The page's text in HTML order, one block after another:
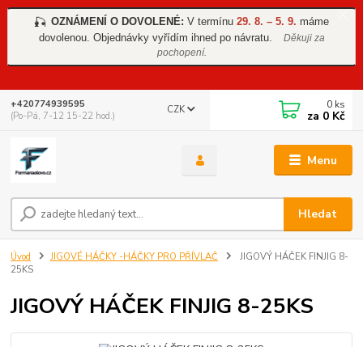
🎣 OZNÁMENÍ O DOVOLENÉ: V termínu 29. 8. – 5. 9. máme
dovolenou. Objednávky vyřídím ihned po návratu.
Děkuji za
pochopení.
Menu
CZK
Hledat
+420774939595
(Po-Pá, 7-12 15-22 hod.)
0 ks
za 0 Kč
Úvod JIGOVÉ HÁČKY -HÁČKY PRO PŘÍVLAČ
JIGOVÝ HÁČEK FINJIG 8-
25KS
JIGOVÝ HÁČEK FINJIG 8-25KS